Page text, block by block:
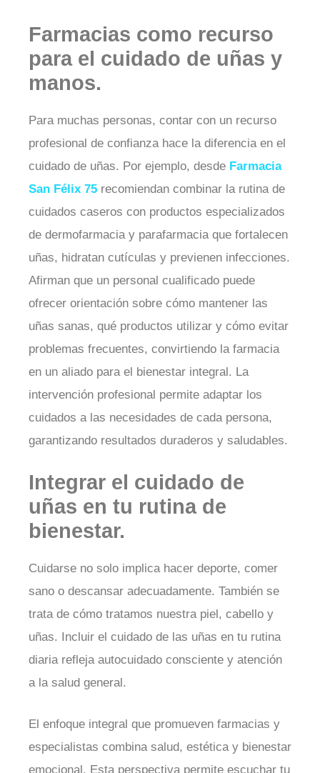
Farmacias como recurso
para el cuidado de uñas y
manos.
Para muchas personas, contar con un recurso
profesional de confianza hace la diferencia en el
cuidado de uñas. Por ejemplo, desde Farmacia
San Félix 75 recomiendan combinar la rutina de
cuidados caseros con productos especializados
de dermofarmacia y parafarmacia que fortalecen
uñas, hidratan cutículas y previenen infecciones.
Afirman que un personal cualificado puede
ofrecer orientación sobre cómo mantener las
uñas sanas, qué productos utilizar y cómo evitar
problemas frecuentes, convirtiendo la farmacia
en un aliado para el bienestar integral. La
intervención profesional permite adaptar los
cuidados a las necesidades de cada persona,
garantizando resultados duraderos y saludables.
Integrar el cuidado de
uñas en tu rutina de
bienestar.
Cuidarse no solo implica hacer deporte, comer
sano o descansar adecuadamente. También se
trata de cómo tratamos nuestra piel, cabello y
uñas. Incluir el cuidado de las uñas en tu rutina
diaria refleja autocuidado consciente y atención
a la salud general.
El enfoque integral que promueven farmacias y
especialistas combina salud, estética y bienestar
emocional. Esta perspectiva permite escuchar tu